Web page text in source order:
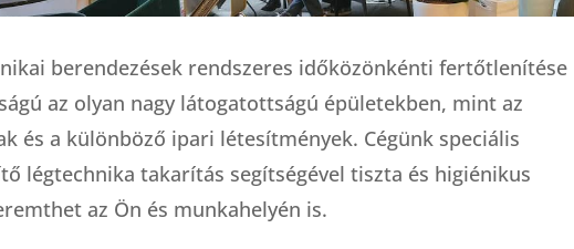
berendezések rendszeres időközönkénti fertőtlenítése
az olyan nagy látogatottságú épületekben, mint az
és a különböző ipari létesítmények. Cégünk speciális
légtechnika takarítás segítségével tiszta és higiénikus
az Ön és munkahelyén is.